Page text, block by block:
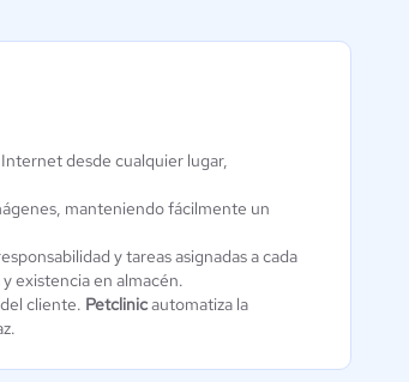
desde cualquier lugar,
manteniendo fácilmente un
y tareas asignadas a cada
existencia en almacén.
cliente. Petclinicautomatiza la